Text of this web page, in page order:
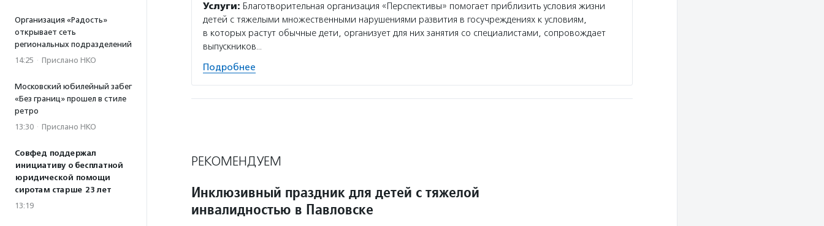
Организация «Радость»
открывает сеть
региональных подразделений
14:25 · Прислано НКО
Московский юбилейный забег
«Без границ» прошел в стиле
ретро
13:30 · Прислано НКО
Совфед поддержал
инициативу о бесплатной
юридической помощи
сиротам старше 23 лет
13:19
Услуги: Благотворительная организация «Перспективы» помогает приблизить условия жизни
детей с тяжелыми множественными нарушениями развития в госучреждениях к условиям,
в которых растут обычные дети, организует для них занятия со специалистами, сопровождает
выпускников…
Подробнее
РЕКОМЕНДУЕМ
Инклюзивный праздник для детей с тяжелой
инвалидностью в Павловске